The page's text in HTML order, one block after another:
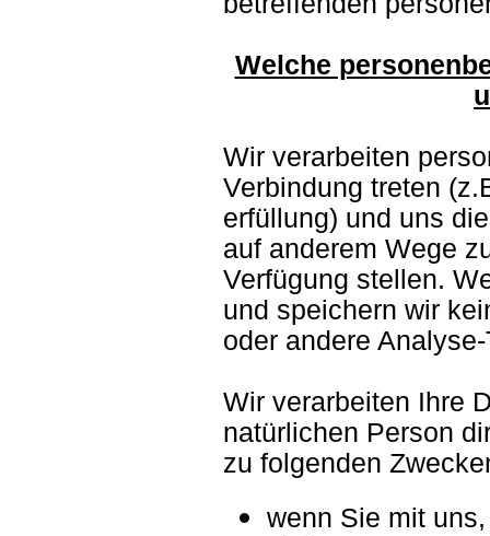
Welche
Wir verarbeiten
Verbindung treten
erfüllung) und uns
auf anderem Wege
Verfügung stellen.
und speichern wir
oder andere
Wir verarbeiten Ihre
natürlichen Person
zu folgenden
wenn Sie mit